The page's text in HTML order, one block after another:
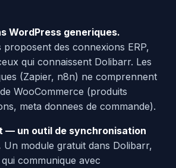
WordPress generiques.
proposent des connexions ERP,
qui connaissent Dolibarr. Les
(Zapier, n8n) ne comprennent
WooCommerce (produits
meta donnees de commande).
— un outil de synchronisation
Un module gratuit dans Dolibarr,
communique avec